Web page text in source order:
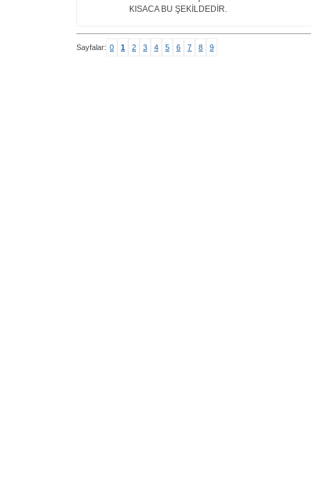
KISACA BU ŞEKİLDEDİR.
Sayfalar: 0 1 2 3 4 5 6 7 8 9